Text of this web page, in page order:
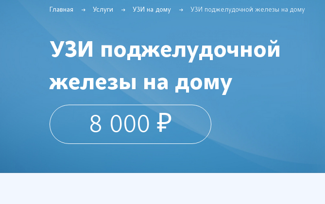
Главная Услуги УЗИ на дому УЗИ поджелудочной железы на дому
УЗИ поджелудочной
железы на дому
8 000 ₽